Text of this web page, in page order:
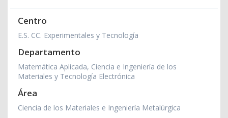
Centro
E.S. CC. Experimentales y Tecnología
Departamento
Matemática Aplicada, Ciencia e Ingeniería de los
Materiales y Tecnología Electrónica
Área
Ciencia de los Materiales e Ingeniería Metalúrgica